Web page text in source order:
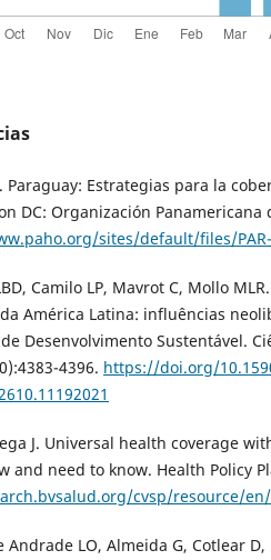
Paraguay: Estrategias para la
DC: Organización Panamericana
sites/default/files/
Camilo LP, Mavrot C, Mollo
América Latina: influências
Desenvolvimento Sustentável.
4396. https://doi.org/
J. Universal health coverage
and need to know. Health Policy
cvsp/resource/en/
Andrade LO, Almeida G, Cotlear